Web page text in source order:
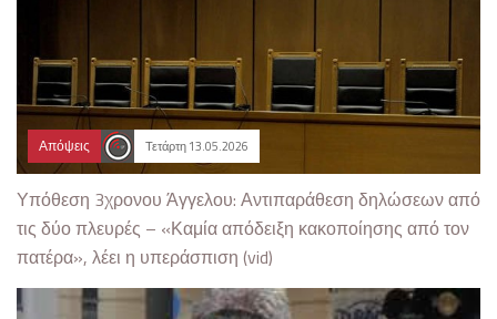
Απόψεις Τετάρτη 13.05.2026
Υπόθεση 3χρονου Άγγελου: Αντιπαράθεση δηλώσεων από
τις δύο πλευρές – «Καμία απόδειξη κακοποίησης από τον
πατέρα», λέει η υπεράσπιση (vid)